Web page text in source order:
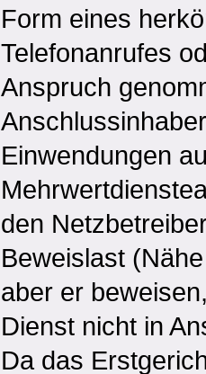
Form eines
Telefonanrufes
Anspruch
Einwendungen
den
Beweislast
aber er
Dienst nicht in
Da das